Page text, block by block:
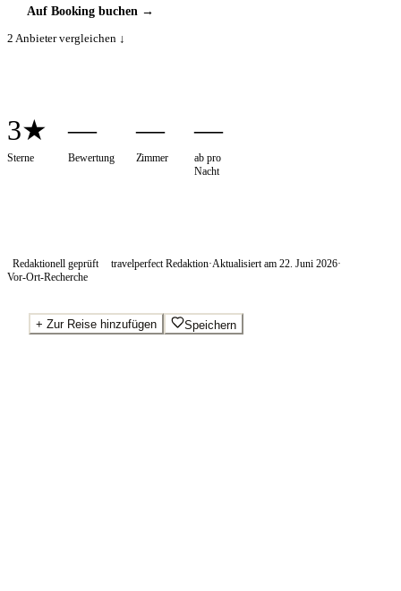
Auf Booking buchen→
2 Anbieter vergleichen ↓
3★
Sterne
—
Bewertung
—
Zimmer
—
ab pro
Nacht
Redaktionell geprüft travelperfect Redaktion·Aktualisiert am 22. Juni 2026·
Vor-Ort-Recherche
+ Zur Reise hinzufügen Speichern